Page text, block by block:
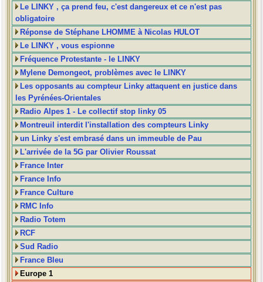
Le LINKY , ça prend feu, c'est dangereux et ce n'est pas
obligatoire
Réponse de Stéphane LHOMME à Nicolas HULOT
Le LINKY , vous espionne
Fréquence Protestante - le LINKY
Mylene Demongeot, problèmes avec le LINKY
Les opposants au compteur Linky attaquent en justice dans
les Pyrénées-Orientales
Radio Alpes 1 - Le collectif stop linky 05
Montreuil interdit l'installation des compteurs Linky
un Linky s'est embrasé dans un immeuble de Pau
L'arrivée de la 5G par Olivier Roussat
France Inter
France Info
France Culture
RMC Info
Radio Totem
RCF
Sud Radio
France Bleu
Europe 1